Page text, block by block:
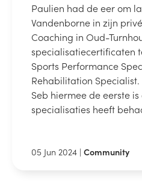
Paulien had de eer om
Vandenborne in zijn
Coaching in Oud-
specialisatiecertificaten
Sports Performance
Rehabilitation
Seb hiermee de eerste
specialisaties heeft
05 Jun 2024 | Community